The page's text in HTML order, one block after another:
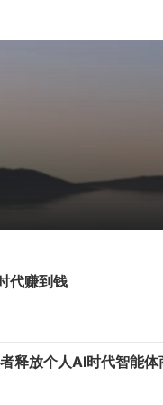
代赚到钱
释放个人AI时代智能体